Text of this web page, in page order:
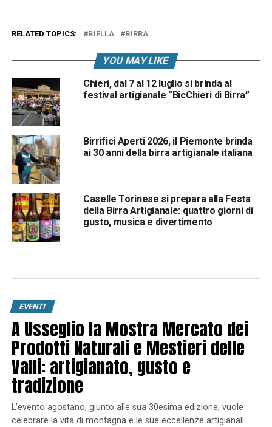
RELATED TOPICS: BIELLA BIRRA
YOU MAY LIKE
Chieri, dal 7 al 12 luglio si brinda al
festival artigianale “BicChieri di Birra”
Birrifici Aperti 2026, il Piemonte brinda
ai 30 anni della birra artigianale italiana
Caselle Torinese si prepara alla Festa
della Birra Artigianale: quattro giorni di
gusto, musica e divertimento
EVENTI
A Usseglio la Mostra Mercato dei
Prodotti Naturali e Mestieri delle
Valli: artigianato, gusto e
tradizione
L’evento agostano, giunto alle sua 30esima edizione, vuole
celebrare la vita di montagna e le sue eccellenze artigianali